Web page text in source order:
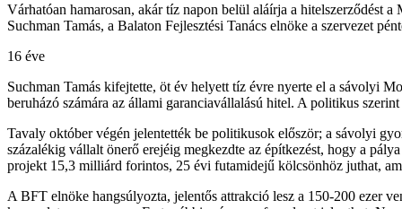
Várhatóan hamarosan, akár tíz napon belül aláírja a hitelszerződést
Suchman Tamás, a Balaton Fejlesztési Tanács elnöke a szervezet
16 éve
Suchman Tamás kifejtette, öt év helyett tíz évre nyerte el a sávolyi
beruházó számára az állami garanciavállalású hitel. A politikus
Tavaly október végén jelentették be politikusok először; a sávolyi
százalékig vállalt önerő erejéig megkezdte az építkezést, hogy a
projekt 15,3 milliárd forintos, 25 évi futamidejű kölcsönhöz juthat,
A BFT elnöke hangsúlyozta, jelentős attrakció lesz a 150-200 ezer